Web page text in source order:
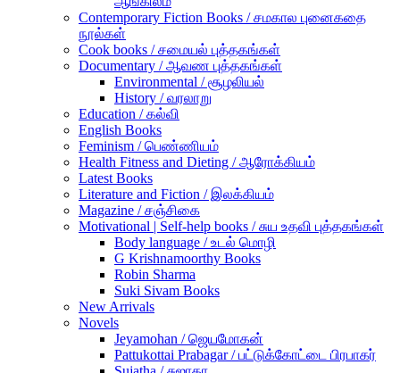
Contemporary Fiction Books / சமகால புனைகதை
நூல்கள்
Cook books / சமையல் புத்தகங்கள்
Documentary / ஆவண புத்தகங்கள்
Environmental / சூழலியல்
History / வரலாறு
Education / கல்வி
English Books
Feminism / பெண்ணியம்
Health Fitness and Dieting / ஆரோக்கியம்
Latest Books
Literature and Fiction / இலக்கியம்
Magazine / சஞ்சிகை
Motivational | Self-help books / சுய உதவி புத்தகங்கள்
Body language / உடல் மொழி
G Krishnamoorthy Books
Robin Sharma
Suki Sivam Books
New Arrivals
Novels
Jeyamohan / ஜெயமோகன்
Pattukottai Prabagar / பட்டுக்கோட்டை பிரபாகர்